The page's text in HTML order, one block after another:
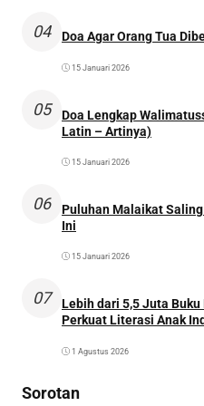
04 Doa Agar Orang Tua
15 Januari 2026
05
Doa Lengkap
Latin – Artinya)
15 Januari 2026
06
Puluhan Malaikat
Ini
15 Januari 2026
07
Lebih dari 5,5 Juta
Perkuat Literasi Anak
1 Agustus 2026
Sorotan